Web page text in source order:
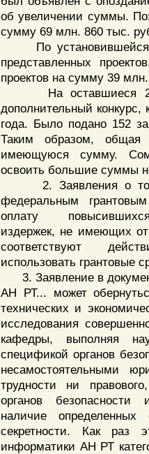
об увеличении суммы.
сумму 69 млн. 860 тыс.
По установившейся
представленных
проектов на сумму 39
На оставшиеся 20
дополнительный конкурс,
года. Было подано 152
Таким образом,
имеющуюся сумму.
освоить большие суммы
2. Заявления о том,
федеральным
оплату повысившихся
издержек, не имеющих
соответствуют
использовать грантовые
3. Заявление в
АН РТ... может
технических и
исследования
кафедры, выполняя
спецификой органов
несамостоятельными
трудности ни
органов безопасности
наличие
секретности. Как раз
информатики АН РТ